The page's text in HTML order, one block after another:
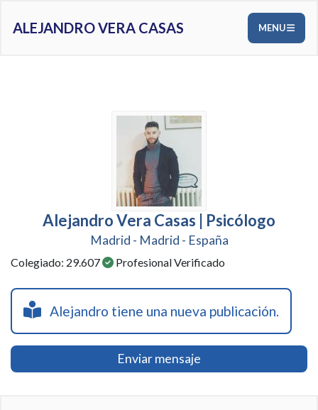
ALEJANDRO VERA CASAS MENU
Alejandro Vera Casas | Psicólogo
Madrid - Madrid - España
Colegiado: 29.607 Profesional Verificado
Alejandro tiene una nueva publicación.
Enviar mensaje